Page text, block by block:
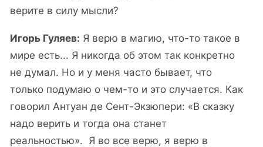
верите в силу мысли?
Игорь Гуляев: Я верю в магию, что-то такое в
мире есть... Я никогда об этом так конкретно
не думал. Но и у меня часто бывает, что
только подумаю о чем-то и это случается. Как
говорил Антуан де Сент-Экзюпери: «В сказку
надо верить и тогда она станет
реальностью». Я во все верю, я верю в